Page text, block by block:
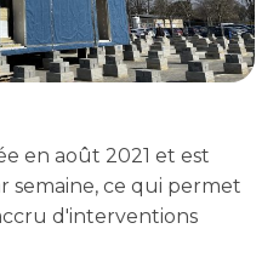
en août 2021 et est
semaine, ce qui permet
d'interventions